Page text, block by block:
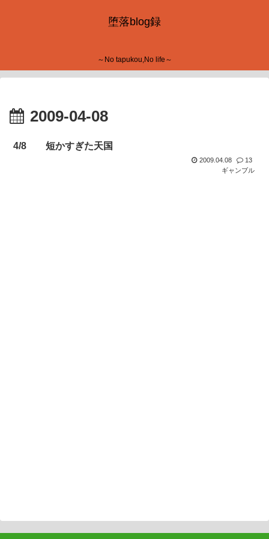
堕落blog録
～No tapukou,No life～
2009-04-08
4/8 短かすぎた天国
2009.04.08
13
ギャンブル